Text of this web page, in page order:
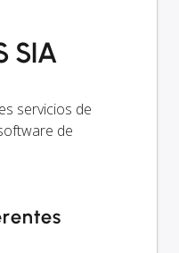
SIA
servicios de
de